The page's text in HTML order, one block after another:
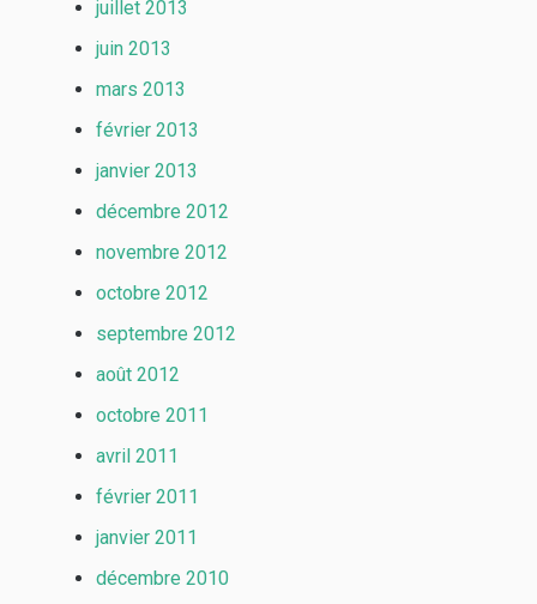
juillet 2013
juin 2013
mars 2013
février 2013
janvier 2013
décembre 2012
novembre 2012
octobre 2012
septembre 2012
août 2012
octobre 2011
avril 2011
février 2011
janvier 2011
décembre 2010